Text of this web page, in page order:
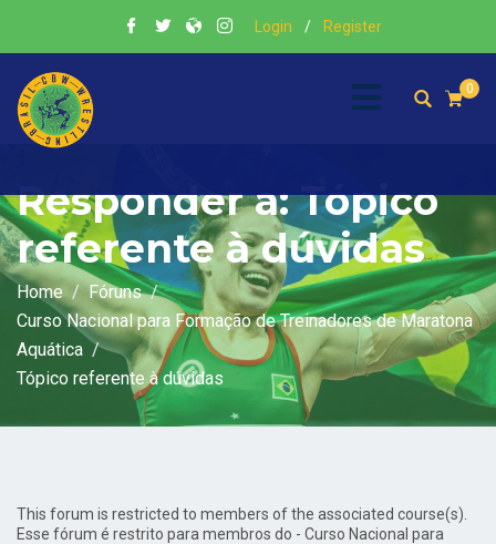
Login / Register
0
Responder a: Tópico
referente à dúvidas
Home
Fóruns
Curso Nacional para Formação de Treinadores de Maratona
Aquática
Tópico referente à dúvidas
This forum is restricted to members of the associated course(s).
Esse fórum é restrito para membros do - Curso Nacional para